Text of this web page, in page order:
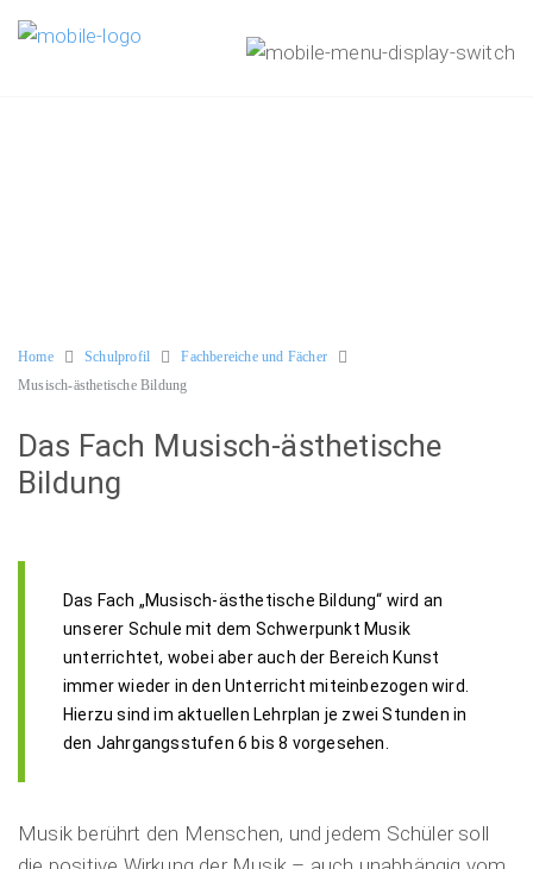
Home Schulprofil
Fachbereiche und Fächer
Musisch-ästhetische Bildung
Das Fach Musisch-ästhetische
Bildung
Das Fach „Musisch-ästhetische Bildung“ wird an
unserer Schule mit dem Schwerpunkt Musik
unterrichtet, wobei aber auch der Bereich Kunst
immer wieder in den Unterricht miteinbezogen wird.
Hierzu sind im aktuellen Lehrplan je zwei Stunden in
den Jahrgangsstufen 6 bis 8 vorgesehen.
Musik berührt den Menschen, und jedem Schüler soll